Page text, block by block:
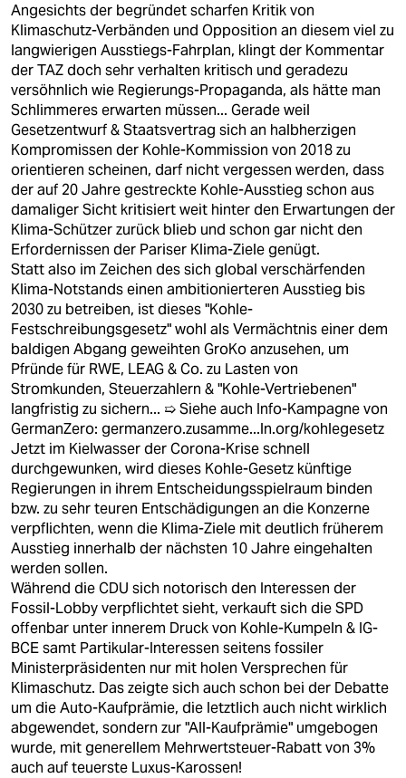
Angesichts der begründet scharfen Kritik von
Klimaschutz-Verbänden und Opposition an diesem viel zu
langwierigen Ausstiegs-Fahrplan, klingt der Kommentar
der TAZ doch sehr verhalten kritisch und geradezu
versöhnlich wie Regierungs-Propaganda, als hätte man
Schlimmeres erwarten müssen... Gerade weil
Gesetzentwurf & Staatsvertrag sich an halbherzigen
Kompromissen der Kohle-Kommission von 2018 zu
orientieren scheinen, darf nicht vergessen werden, dass
der auf 20 Jahre gestreckte Kohle-Ausstieg schon aus
damaliger Sicht kritisiert weit hinter den Erwartungen der
Klima-Schützer zurück blieb und schon gar nicht den
Erfordernissen der Pariser Klima-Ziele genügt.
Statt also im Zeichen des sich global verschärfenden
Klima-Notstands einen ambitionierteren Ausstieg bis
2030 zu betreiben, ist dieses "Kohle-
Festschreibungsgesetz" wohl als Vermächtnis einer dem
baldigen Abgang geweihten GroKo anzusehen, um
Pfründe für RWE, LEAG & Co. zu Lasten von
Stromkunden, Steuerzahlern & "Kohle-Vertriebenen"
langfristig zu sichern... ➯ Siehe auch Info-Kampagne von
GermanZero: germanzero.zusamme...ln.org/kohlegesetz
Jetzt im Kielwasser der Corona-Krise schnell
durchgewunken, wird dieses Kohle-Gesetz künftige
Regierungen in ihrem Entscheidungsspielraum binden
bzw. zu sehr teuren Entschädigungen an die Konzerne
verpflichten, wenn die Klima-Ziele mit deutlich früherem
Ausstieg innerhalb der nächsten 10 Jahre eingehalten
werden sollen.
Während die CDU sich notorisch den Interessen der
Fossil-Lobby verpflichtet sieht, verkauft sich die SPD
offenbar unter innerem Druck von Kohle-Kumpeln & IG-
BCE samt Partikular-Interessen seitens fossiler
Ministerpräsidenten nur mit holen Versprechen für
Klimaschutz. Das zeigte sich auch schon bei der Debatte
um die Auto-Kaufprämie, die letztlich auch nicht wirklich
abgewendet, sondern zur "All-Kaufprämie" umgebogen
wurde, mit generellem Mehrwertsteuer-Rabatt von 3%
auch auf teuerste Luxus-Karossen!